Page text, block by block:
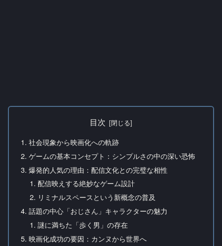
目次
社会現象から映画化への軌跡
ゲームの基本コンセプト：シンプルさの中の深い恐怖
爆発的人気の理由：配信文化との完璧な相性
配信映えする絶妙なゲーム設計
リミナルスペースという新概念の普及
話題の中心「おじさん」キャラクターの魅力
謎に満ちた「歩く男」の存在
映画化成功の要因：カンヌから世界へ